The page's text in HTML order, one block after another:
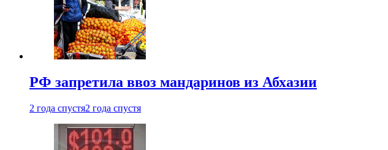
РФ запретила ввоз мандаринов из Абхазии
2 года спустя2 года спустя